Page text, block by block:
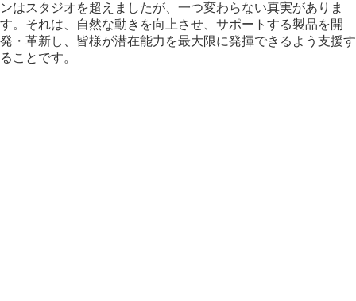
ンはスタジオを超えましたが、一つ変わらない真実がありま
す。それは、自然な動きを向上させ、サポートする製品を開
発・革新し、皆様が潜在能力を最大限に発揮できるよう支援す
ることです。